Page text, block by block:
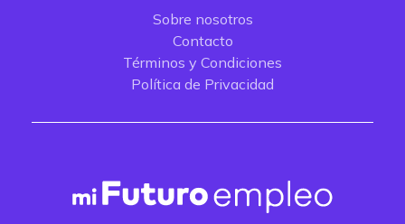
Sobre nosotros
Contacto
Términos y Condiciones
Política de Privacidad